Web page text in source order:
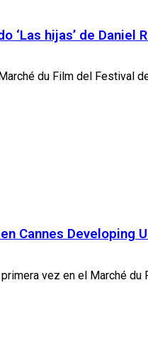
‘Las hijas’ de
du Film del Festival
Cannes
vez en el Marché